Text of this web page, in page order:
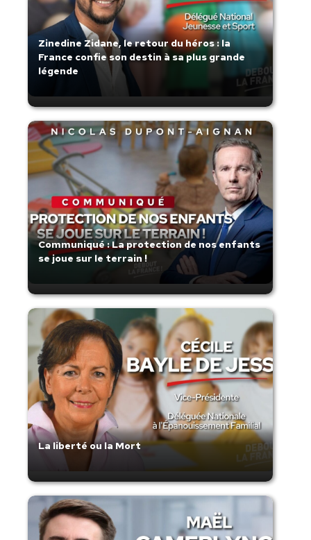
Zinedine Zidane, le retour du héros : la
France confie son destin à sa plus grande
légende
Communiqué : La protection de nos enfants
se joue sur le terrain !
La liberté ou la Mort